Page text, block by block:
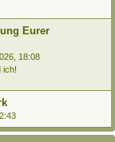
Eurer
18:08
ich!